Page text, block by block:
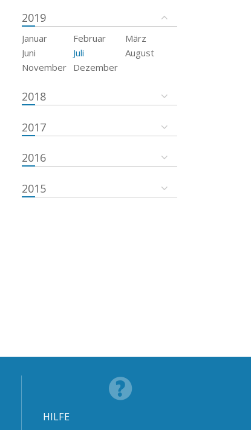
2019
Januar Februar
März
Juni
Juli
August
November
Dezember
2018
2017
2016
2015
HILFE